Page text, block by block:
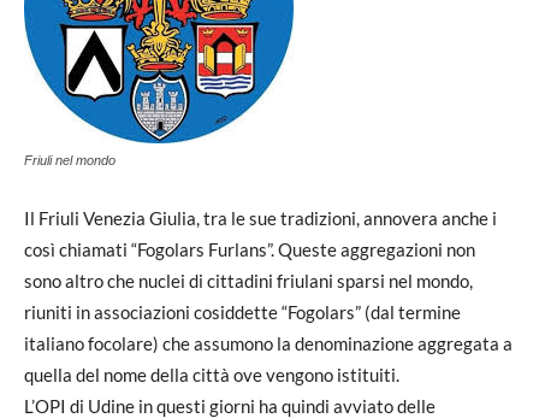
Friuli nel mondo
Il Friuli Venezia Giulia, tra le sue tradizioni, annovera anche i
così chiamati “Fogolars Furlans”. Queste aggregazioni non
sono altro che nuclei di cittadini friulani sparsi nel mondo,
riuniti in associazioni cosiddette “Fogolars” (dal termine
italiano focolare) che assumono la denominazione aggregata a
quella del nome della città ove vengono istituiti.
L’OPI di Udine in questi giorni ha quindi avviato delle